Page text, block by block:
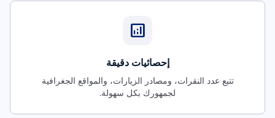
analytics
إحصائيات دقيقة
تتبع عدد النقرات، ومصادر الزيارات، والمواقع الجغرافية
لجمهورك بكل سهولة.